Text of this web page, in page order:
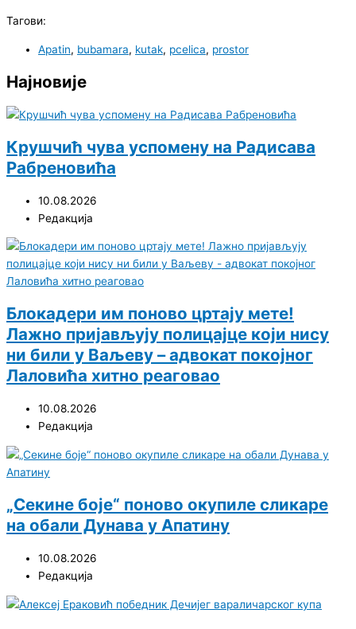
Тагови:
Apatin, bubamara, kutak, pcelica, prostor
Најновије
Крушчић чува успомену на Радисава
Рабреновића
10.08.2026
Редакција
Блокадери им поново цртају мете!
Лажно пријављују полицајце који нису
ни били у Ваљеву – адвокат покојног
Лаловића хитно реаговао
10.08.2026
Редакција
„Секине боје“ поново окупиле сликаре
на обали Дунава у Апатину
10.08.2026
Редакција